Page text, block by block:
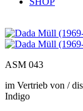
ASM 043
im Vertrieb von /
Indigo